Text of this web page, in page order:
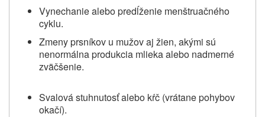
Vynechanie alebo predĺženie menštruačného
cyklu.
Zmeny prsníkov u mužov aj žien, akými sú
nenormálna produkcia mlieka alebo nadmerné
zväčšenie.
Svalová stuhnutosť alebo kŕč (vrátane pohybov
okačí).